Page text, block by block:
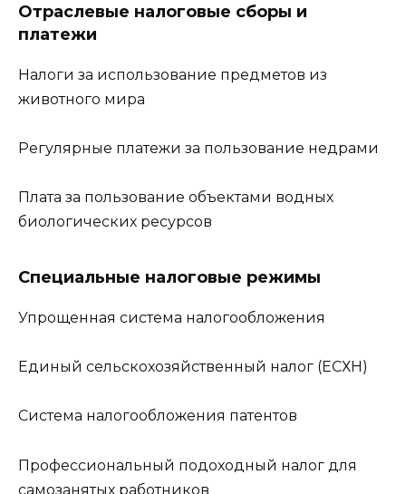
Отраслевые налоговые сборы и
платежи
Налоги за использование предметов из
животного мира
Регулярные платежи за пользование недрами
Плата за пользование объектами водных
биологических ресурсов
Специальные налоговые режимы
Упрощенная система налогообложения
Единый сельскохозяйственный налог (ЕСХН)
Система налогообложения патентов
Профессиональный подоходный налог для
самозанятых работников